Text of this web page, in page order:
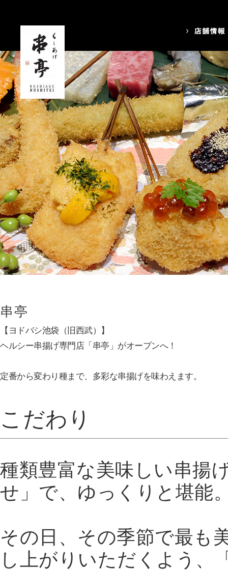
串亭
【ヨドバシ池袋（旧西武）】
ヘルシー串揚げ専門店「串亭」がオープンへ！
定番から変わり種まで、多彩な串揚げを味わえます。
こだわり
種類豊富な美味しい串揚
せ」で、ゆっくりと堪能
その日、その季節で最も
し上がりいただくよう、